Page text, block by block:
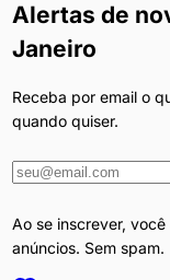
Alertas de
Janeiro
Receba por email o
quando quiser.
Ao se inscrever,
anúncios. Sem spam.